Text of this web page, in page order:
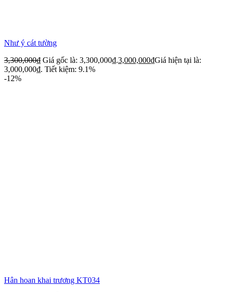
Như ý cát tường
3,300,000₫ Giá gốc là: 3,300,000₫.3,000,000₫Giá hiện tại là:
3,000,000₫. Tiết kiệm: 9.1%
-12%
Hân hoan khai trương KT034